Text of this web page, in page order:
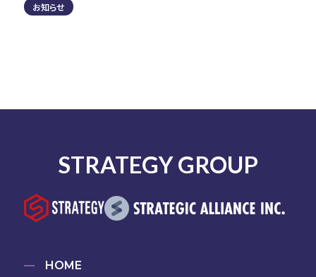
お知らせ
STRATEGY GROUP
HOME